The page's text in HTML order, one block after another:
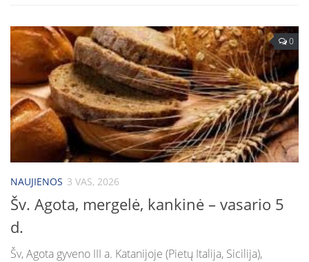
0
NAUJIENOS 3 VAS, 2026
Šv. Agota, mergelė, kankinė – vasario 5
d.
Šv, Agota gyveno III a. Katanijoje (Pietų Italija, Sicilija),